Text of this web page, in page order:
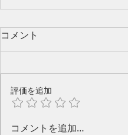
コメント
評価を追加
コメントを追加…